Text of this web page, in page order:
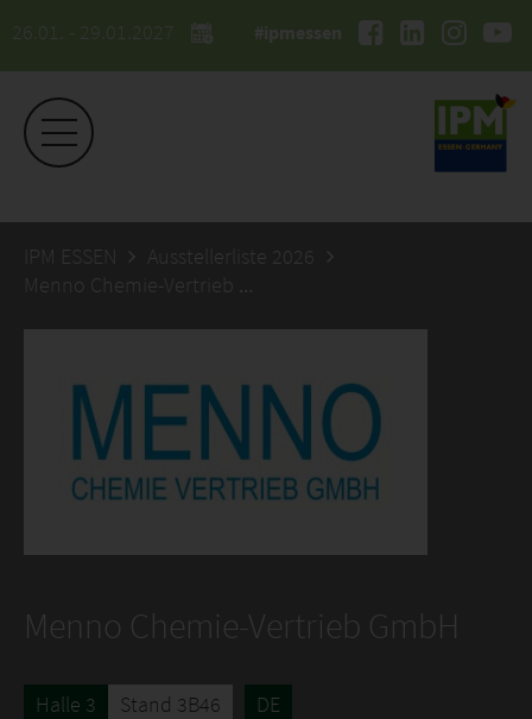
26.01. - 29.01.2027 #ipmessen
IPM ESSEN
Ausstellerliste 2026
Menno Chemie-Vertrieb GmbH
Menno Chemie-Vertrieb GmbH
Halle 3 Stand 3B46 DE